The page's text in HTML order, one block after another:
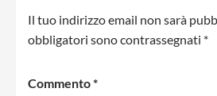
Il tuo indirizzo email non sarà
obbligatori sono contrassegnati *
Commento*